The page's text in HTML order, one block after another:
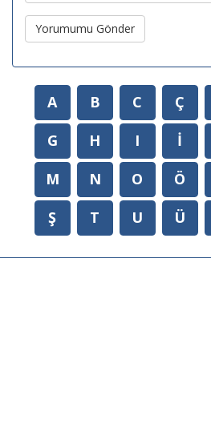
Yorumumu Gönder
A B C Ç
G
H I İ
M
N O Ö
Ş
T U Ü